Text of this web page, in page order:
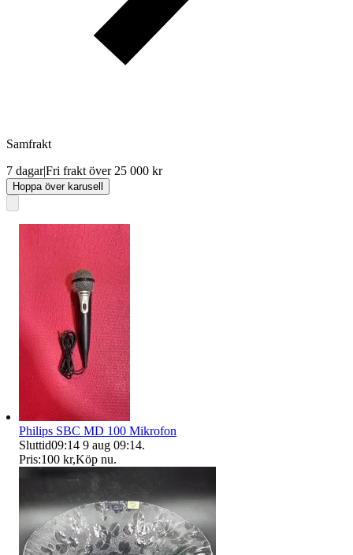
Samfrakt
7 dagar|Fri frakt över 25 000 kr
Hoppa över karusell
Philips SBC MD 100 Mikrofon
Sluttid09:14 9 aug 09:14.
Pris:100 kr,Köp nu.